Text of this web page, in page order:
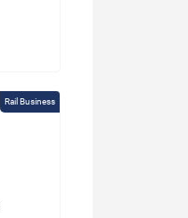
Rail Business